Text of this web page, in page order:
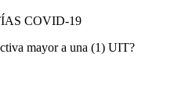
COVID-19
mayor a una (1) UIT?